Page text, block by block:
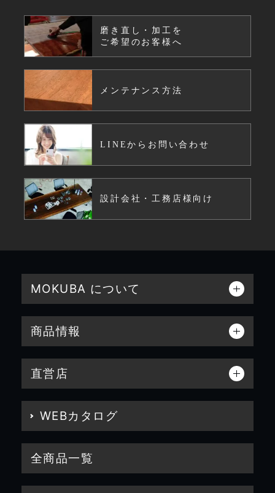
磨き直し・加工を
ご希望のお客様へ
メンテナンス方法
LINEからお問い合わせ
設計会社・工務店様向け
MOKUBA について
商品情報
直営店
WEBカタログ
全商品一覧